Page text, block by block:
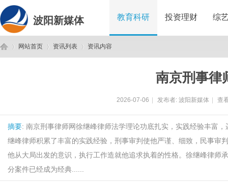
波阳新媒体 教育科研 投资理财 综
网站首页 资讯列表 资讯内容
南京刑事律
2026-07-06 发布者: 波阳新媒体 查
摘要: 南京刑事律师网徐继峰律师法学理论功底扎实，实践经验丰富
继峰律师积累了丰富的实践经验，刑事审判使他严谨、细致，民事审
他从大局出发的意识，执行工作造就他追求执着的性格。徐继峰律师
分案件已经成为经典......